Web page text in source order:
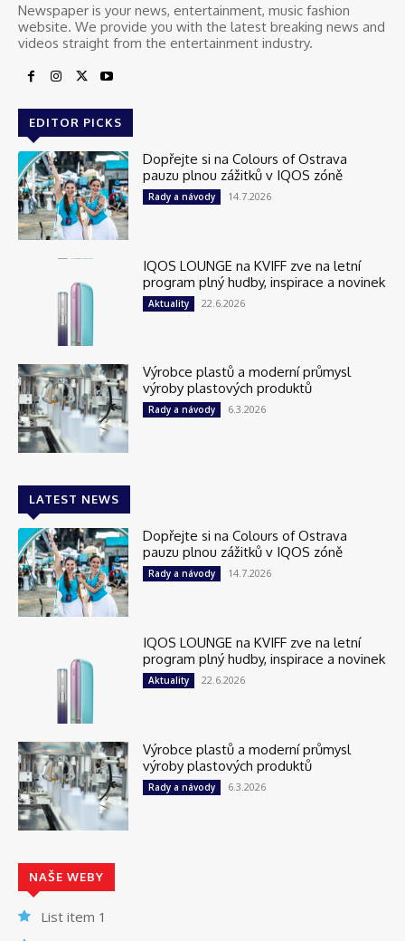
Newspaper is your news, entertainment, music fashion
website. We provide you with the latest breaking news and
videos straight from the entertainment industry.
EDITOR PICKS
Dopřejte si na Colours of Ostrava
pauzu plnou zážitků v IQOS zóně
Rady a návody 14.7.2026
IQOS LOUNGE na KVIFF zve na letní
program plný hudby, inspirace a novinek
Aktuality 22.6.2026
Výrobce plastů a moderní průmysl
výroby plastových produktů
Rady a návody 6.3.2026
LATEST NEWS
Dopřejte si na Colours of Ostrava
pauzu plnou zážitků v IQOS zóně
Rady a návody 14.7.2026
IQOS LOUNGE na KVIFF zve na letní
program plný hudby, inspirace a novinek
Aktuality 22.6.2026
Výrobce plastů a moderní průmysl
výroby plastových produktů
Rady a návody 6.3.2026
NAŠE WEBY
List item 1